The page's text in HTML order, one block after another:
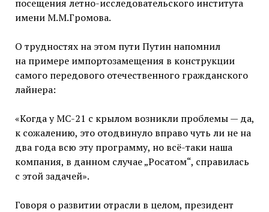
О трудностях на этом пути Путин напомнил
на примере импортозамещения в конструкции
самого передового отечественного гражданского
лайнера:
«Когда у МС-21 с крылом возникли проблемы — да,
к сожалению, это отодвинуло вправо чуть ли не на
два года всю эту программу, но всё-таки наша
компания, в данном случае „Росатом“, справилась
с этой задачей».
Говоря о развитии отрасли в целом, президент